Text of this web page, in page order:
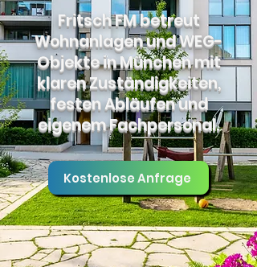
Fritsch FM betreut
Wohnanlagen und WEG-
Objekte in München mit
klaren Zuständigkeiten,
festen Abläufen und
eigenem Fachpersonal.
Kostenlose Anfrage